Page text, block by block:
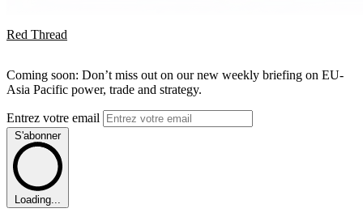
Red Thread
Coming soon: Don’t miss out on our new weekly briefing on EU-
Asia Pacific power, trade and strategy.
Entrez votre email
S'abonner
Loading...